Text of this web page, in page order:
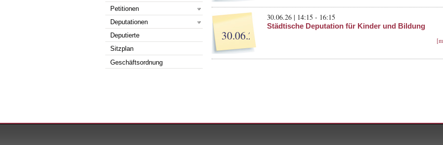
Petitionen
Deputationen
Deputierte
Sitzplan
Geschäftsordnung
30.06.26
30.06.26 | 14:15 - 16:15
Städtische Deputation für Kinder und Bildung